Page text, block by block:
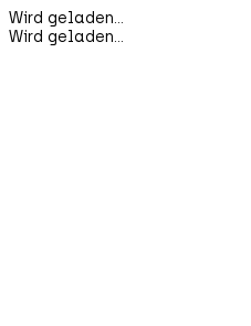
Wird geladen...
Wird geladen...